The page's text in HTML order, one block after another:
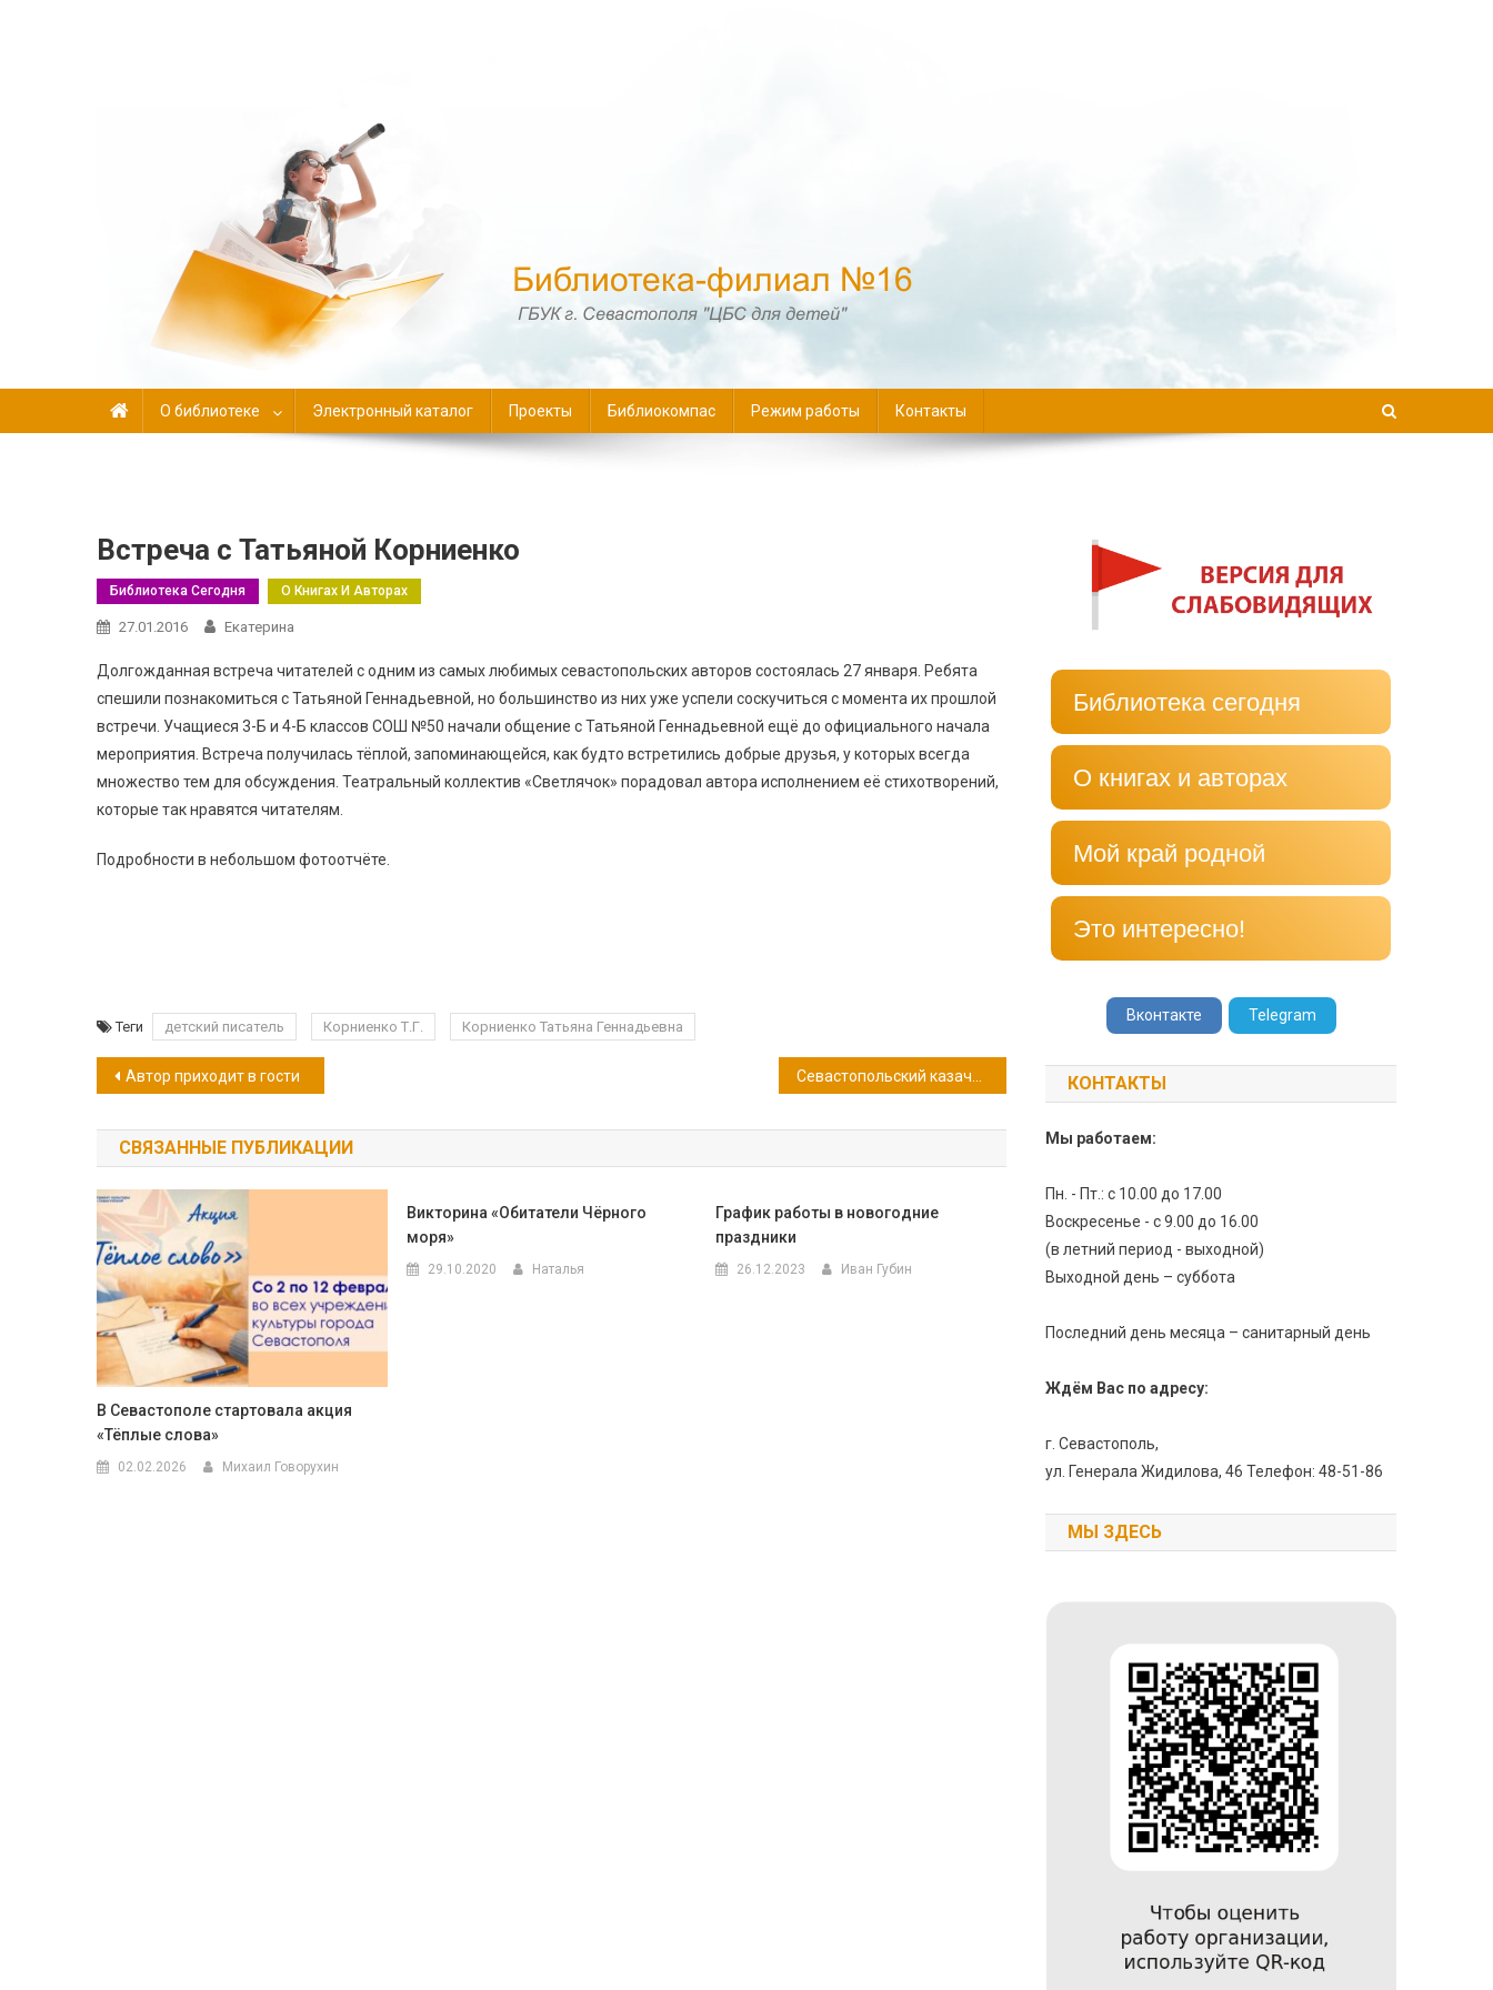
О библиотеке Электронный каталог Проекты Библиокомпас Режим работы Контакты
Встреча с Татьяной Корниенко
Библиотека Сегодня О Книгах И Авторах
27.01.2016 Екатерина
Долгожданная встреча читателей с одним из самых любимых севастопольских авторов состоялась 27 января. Ребята
спешили познакомиться с Татьяной Геннадьевной, но большинство из них уже успели соскучиться с момента их прошлой
встречи. Учащиеся 3-Б и 4-Б классов СОШ №50 начали общение с Татьяной Геннадьевной ещё до официального начала
мероприятия. Встреча получилась тёплой, запоминающейся, как будто встретились добрые друзья, у которых всегда
множество тем для обсуждения. Театральный коллектив «Светлячок» порадовал автора исполнением её стихотворений,
которые так нравятся читателям.
Подробности в небольшом фотоотчёте.
Теги детский писатель Корниенко Т.Г. Корниенко Татьяна Геннадьевна
Навигация
по
записям
Автор приходит в гости
СВЯЗАННЫЕ ПУБЛИКАЦИИ
В Севастополе стартовала акция
«Тёплые слова»
02.02.2026 Михаил Говорухин
Викторина «Обитатели Чёрного
моря»
29.10.2020 Наталья
График работы в новогодние
праздники
26.12.2023 Иван Губин
Библиотека сегодня
О книгах и авторах
Мой край родной
Это интересно!
Вконтакте Telegram
КОНТАКТЫ
Мы работаем:
Пн. - Пт.: с 10.00 до 17.00
Воскресенье - с 9.00 до 16.00
(в летний период - выходной)
Выходной день – суббота
Последний день месяца – санитарный день
Ждём Вас по адресу:
г. Севастополь,
ул. Генерала Жидилова, 46 Телефон: 48-51-86
МЫ ЗДЕСЬ